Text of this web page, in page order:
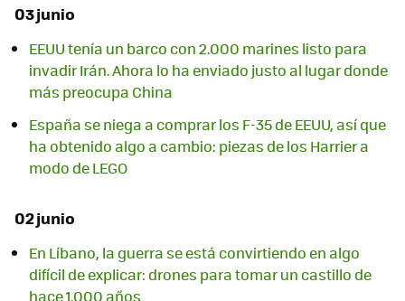
03 junio
EEUU tenía un barco con 2.000 marines listo para
invadir Irán. Ahora lo ha enviado justo al lugar donde
más preocupa China
España se niega a comprar los F-35 de EEUU, así que
ha obtenido algo a cambio: piezas de los Harrier a
modo de LEGO
02 junio
En Líbano, la guerra se está convirtiendo en algo
difícil de explicar: drones para tomar un castillo de
hace 1.000 años